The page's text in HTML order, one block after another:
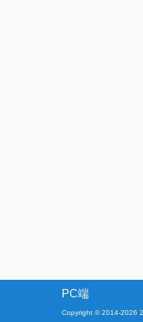
PC端
Copyright © 2014-2026